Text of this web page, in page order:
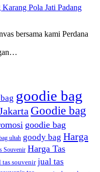
Pola Jati Padang
bersama kami Perdana
goodie bag
Goodie bag
goodie bag
ultah goody bag Harga
Souvenir Harga Tas
tas souvenir jual tas